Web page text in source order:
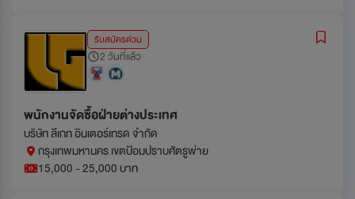
รับสมัครด่วน
2 วันที่แล้ว
พนักงานจัดซื้อฝ่ายต่างประเทศ
บริษัท ลีเกท อินเตอร์เทรด จำกัด
กรุงเทพมหานคร เขตป้อมปราบศัตรูพ่าย
15,000 - 25,000 บาท